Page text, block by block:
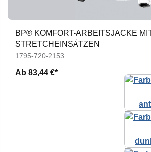
BP® KOMFORT-ARBEITSJACKE
STRETCHEINSÄTZEN
1795-720-2153
Ab 83,44 €*